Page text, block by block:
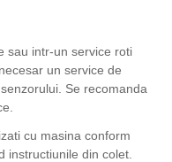
sau intr-un service roti
un service de
Se recomanda
cu masina conform
instructiunile din colet.